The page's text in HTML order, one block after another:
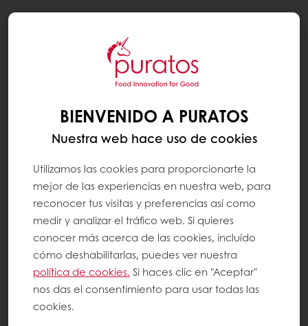
BIENVENIDO A PURATOS
Nuestra web hace uso de cookies
Utilizamos las cookies para proporcionarte la
mejor de las experiencias en nuestra web, para
reconocer tus visitas y preferencias así como
medir y analizar el tráfico web. Si quieres
conocer más acerca de las cookies, incluído
cómo deshabilitarlas, puedes ver nuestra
política de cookies. Si haces clic en "Aceptar"
nos das el consentimiento para usar todas las
cookies.